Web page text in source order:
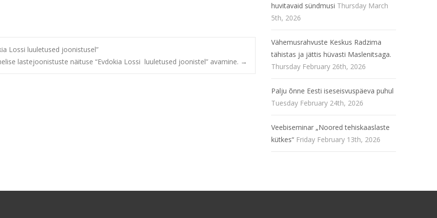
Lossi luuletused joonistusel”
lastejoonistuste näituse “Evdokia Lossi luuletused joonistel” avamine. →
huvitavaid sündmusi Thursday March
5th, 2026
Vähemusrahvuste Keskus Radzima
tähistas ja jättis hüvasti Maslenitsaga.
Thursday February 26th, 2026
Palju õnne Eesti iseseisvuspäeva puhul
Tuesday February 24th, 2026
Veebiseminar „Noored tehiskaaslaste
kütkes“ Friday February 13th, 2026